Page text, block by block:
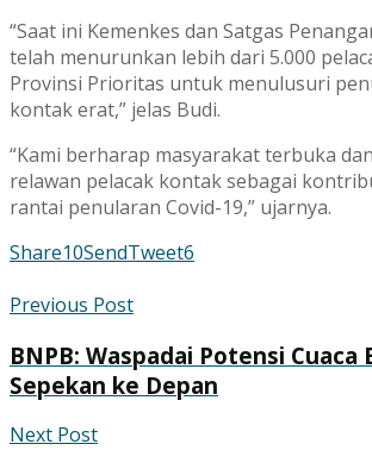
“Saat ini Kemenkes dan Satgas
telah menurunkan lebih dari 5.000
Provinsi Prioritas untuk menulusuri
kontak erat,” jelas Budi.
“Kami berharap masyarakat terbuka
relawan pelacak kontak sebagai
rantai penularan Covid-19,” ujarnya.
Share10SendTweet6
Previous Post
BNPB: Waspadai Potensi Cuaca
Sepekan ke Depan
Next Post